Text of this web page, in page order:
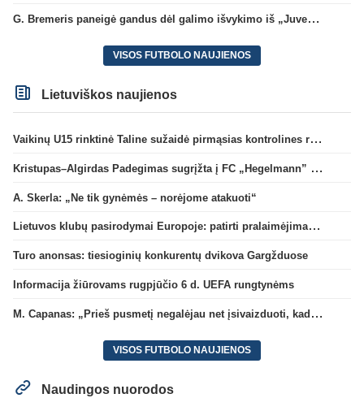
G. Bremeris paneigė gandus dėl galimo išvykimo iš „Juventus“ klubo
VISOS FUTBOLO NAUJIENOS
Lietuviškos naujienos
Vaikinų U15 rinktinė Taline sužaidė pirmąsias kontrolines rungtynes
Kristupas–Algirdas Padegimas sugrįžta į FC „Hegelmann” B sudėtį
A. Skerla: „Ne tik gynėmės – norėjome atakuoti“
Lietuvos klubų pasirodymai Europoje: patirti pralaimėjimai Kroatijos atstovams
Turo anonsas: tiesioginių konkurentų dvikova Gargžduose
Informacija žiūrovams rugpjūčio 6 d. UEFA rungtynėms
M. Capanas: „Prieš pusmetį negalėjau net įsivaizduoti, kad žaisime prieš „Hajduk“
VISOS FUTBOLO NAUJIENOS
Naudingos nuorodos